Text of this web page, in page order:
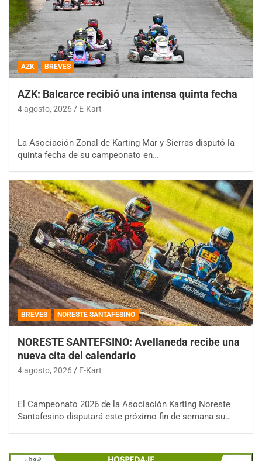
AZK BREVES
AZK: Balcarce recibió una intensa quinta fecha
4 agosto, 2026 E-Kart
La Asociación Zonal de Karting Mar y Sierras disputó la
quinta fecha de su campeonato en…
BREVES NORESTE SANTAFESINO
NORESTE SANTEFSINO: Avellaneda recibe una
nueva cita del calendario
4 agosto, 2026 E-Kart
El Campeonato 2026 de la Asociación Karting Noreste
Santafesino disputará este próximo fin de semana su…